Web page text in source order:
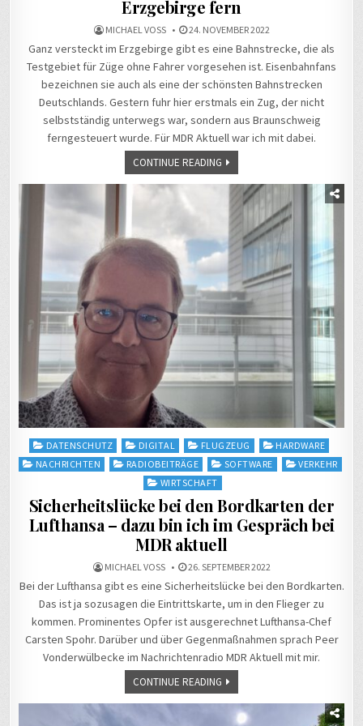
Erzgebirge fern
MICHAEL VOSS 24. NOVEMBER 2022
Ganz versteckt im Erzgebirge gibt es eine Bahnstrecke, die als
Testgebiet für Züge ohne Fahrer vorgesehen ist. Eisenbahnfans
bezeichnen sie auch als eine der schönsten Bahnstrecken
Deutschlands. Gestern fuhr hier erstmals ein Zug, der nicht
selbstständig unterwegs war, sondern aus Braunschweig
ferngesteuert wurde. Für MDR Aktuell war ich mit dabei.
CONTINUE READING
Posted
in
DATENSCHUTZ DIGITAL FLUGZEUG
HARDWARE
NACHRICHTEN
RADIOBEITRÄGE SOFTWARE
VERKEHR
WIRTSCHAFT
Sicherheitslücke bei den Bordkarten der
Lufthansa – dazu bin ich im Gespräch bei
MDR aktuell
MICHAEL VOSS 26. SEPTEMBER 2022
Bei der Lufthansa gibt es eine Sicherheitslücke bei den Bordkarten.
Das ist ja sozusagen die Eintrittskarte, um in den Flieger zu
kommen. Prominentes Opfer ist ausgerechnet Lufthansa-Chef
Carsten Spohr. Darüber und über Gegenmaßnahmen sprach Peer
Vonderwülbecke im Nachrichtenradio MDR Aktuell mit mir.
CONTINUE READING